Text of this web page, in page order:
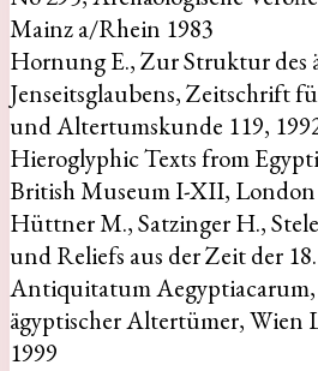
Mainz a/Rhein 1983
Hornung E., Zur Struktur des
Jenseitsglaubens, Zeitschrift
und Altertumskunde 119,
Hieroglyphic Texts from
British Museum I-XII, London
Hüttner M., Satzinger H.,
und Reliefs aus der Zeit der
Antiquitatum
ägyptischer Altertümer, Wien
1999